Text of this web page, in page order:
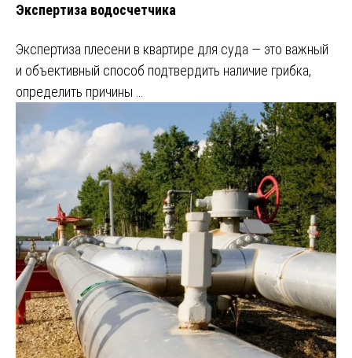
Экспертиза водосчетчика
Экспертиза плесени в квартире для суда — это важный
и объективный способ подтвердить наличие грибка,
определить причины …